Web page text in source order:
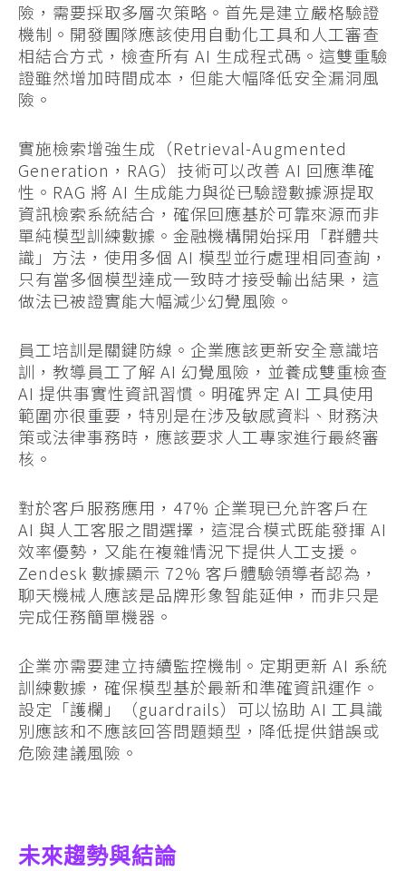
險，需要採取多層次策略。首先是建立嚴格驗證
機制。開發團隊應該使用自動化工具和人工審查
相結合方式，檢查所有 AI 生成程式碼。這雙重驗
證雖然增加時間成本，但能大幅降低安全漏洞風
險。
實施檢索增強生成（Retrieval-Augmented
Generation，RAG）技術可以改善 AI 回應準確
性。RAG 將 AI 生成能力與從已驗證數據源提取
資訊檢索系統結合，確保回應基於可靠來源而非
單純模型訓練數據。金融機構開始採用「群體共
識」方法，使用多個 AI 模型並行處理相同查詢，
只有當多個模型達成一致時才接受輸出結果，這
做法已被證實能大幅減少幻覺風險。
員工培訓是關鍵防線。企業應該更新安全意識培
訓，教導員工了解 AI 幻覺風險，並養成雙重檢查
AI 提供事實性資訊習慣。明確界定 AI 工具使用
範圍亦很重要，特別是在涉及敏感資料、財務決
策或法律事務時，應該要求人工專家進行最終審
核。
對於客戶服務應用，47% 企業現已允許客戶在
AI 與人工客服之間選擇，這混合模式既能發揮 AI
效率優勢，又能在複雜情況下提供人工支援。
Zendesk 數據顯示 72% 客戶體驗領導者認為，
聊天機械人應該是品牌形象智能延伸，而非只是
完成任務簡單機器。
企業亦需要建立持續監控機制。定期更新 AI 系統
訓練數據，確保模型基於最新和準確資訊運作。
設定「護欄」（guardrails）可以協助 AI 工具識
別應該和不應該回答問題類型，降低提供錯誤或
危險建議風險。
未來趨勢與結論